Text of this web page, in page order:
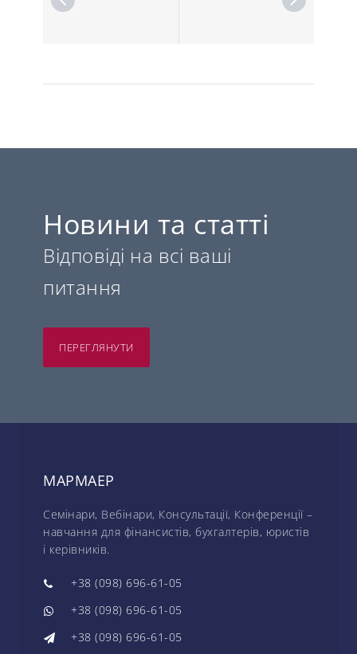
Новини та статті
Відповіді на всі ваші
питання
ПЕРЕГЛЯНУТИ
МАРМАЕР
Семінари, Вебінари, Консультації, Конференції –
навчання для фінансистів, бухгалтерів, юристів
і керівників.
+38 (098) 696-61-05
+38 (098) 696-61-05
+38 (098) 696-61-05